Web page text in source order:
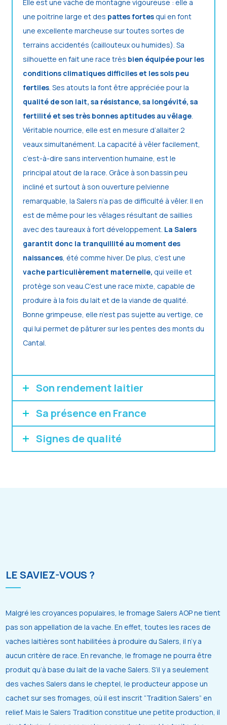
Elle est une vache de montagne vigoureuse : elle a
une poitrine large et des pattes fortesqui en font
une excellente marcheuse sur toutes sortes de
terrains accidentés (caillouteux ou humides). Sa
silhouette en fait une race très bien équipée pour les
conditions climatiques difficiles et les sols peu
fertiles. Ses atouts la font être appréciée pour la
qualité de son lait, sa résistance, sa longévité, sa
fertilité et ses très bonnes aptitudes au vêlage.
Véritable nourrice, elle est en mesure d’allaiter 2
veaux simultanément. La capacité à vêler facilement,
c’est-à-dire sans intervention humaine, est le
principal atout de la race. Grâce à son bassin peu
incliné et surtout à son ouverture pelvienne
remarquable, la Salers n’a pas de difficulté à vêler. Il en
est de même pour les vêlages résultant de saillies
avec des taureaux à fort développement. La Salers
garantit donc la tranquillité au moment des
naissances, été comme hiver. De plus, c’est une
vache particulièrement maternelle, qui veille et
protège son veau. C’est une race mixte, capable de
produire à la fois du lait et de la viande de qualité.
Bonne grimpeuse, elle n’est pas sujette au vertige, ce
qui lui permet de pâturer sur les pentes des monts du
Cantal.
Son rendement laitier
Sa présence en France
Signes de qualité
LE SAVIEZ-VOUS ?
Malgré les croyances populaires, le fromage Salers AOP ne tient
pas son appellation de la vache. En effet, toutes les races de
vaches laitières sont habilitées à produire du Salers, il n’y a
aucun critère de race. En revanche, le fromage ne pourra être
produit qu’à base du lait de la vache Salers. S’il y a seulement
des vaches Salers dans le cheptel, le producteur appose un
cachet sur ses fromages, où il est inscrit “Tradition Salers” en
relief. Mais le Salers Tradition constitue une petite production, il